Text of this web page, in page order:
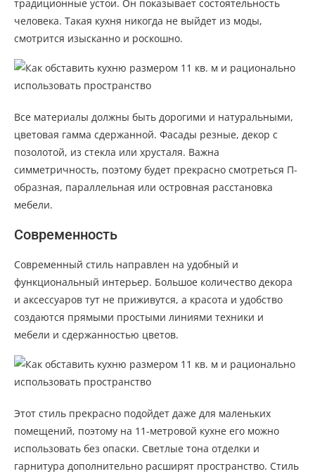
традиционные устои. Он показывает состоятельность
человека. Такая кухня никогда не выйдет из моды,
смотрится изысканно и роскошно.
Все материалы должны быть дорогими и натуральными,
цветовая гамма сдержанной. Фасады резные, декор с
позолотой, из стекла или хрусталя. Важна
симметричность, поэтому будет прекрасно смотреться П-
образная, параллельная или островная расстановка
мебели.
Современность
Современный стиль направлен на удобный и
функциональный интерьер. Большое количество декора
и аксессуаров тут не приживутся, а красота и удобство
создаются прямыми простыми линиями техники и
мебели и сдержанностью цветов.
Этот стиль прекрасно подойдет даже для маленьких
помещений, поэтому на 11-метровой кухне его можно
использовать без опаски. Светлые тона отделки и
гарнитура дополнительно расширят пространство. Стиль